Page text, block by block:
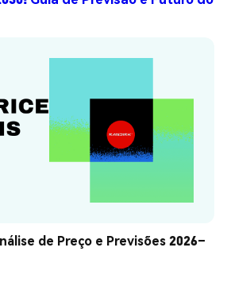
de Preço e Previsões 2026–